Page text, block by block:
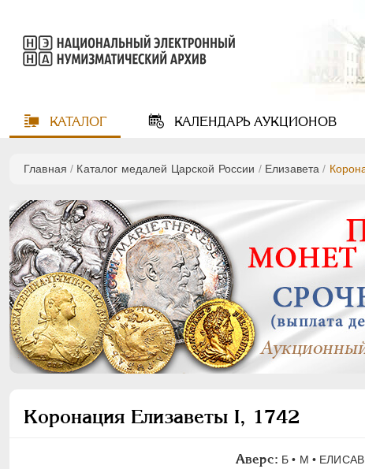
КАТАЛОГ КАЛЕНДАРЬАУКЦИОНОВ
Главная / Каталог медалей Царской России / Елизавета /
Коронация Елизаветы I, 1742
Аверс: Б • М •